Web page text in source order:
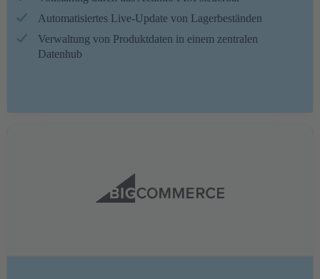
Automatisiertes Live-Update von Lagerbeständen
Verwaltung von Produktdaten in einem zentralen
Datenhub